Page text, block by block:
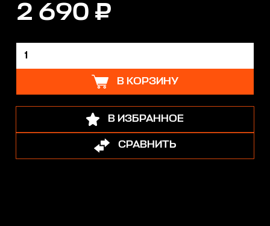
2 690 ₽
В КОРЗИНУ
В ИЗБРАННОЕ
СРАВНИТЬ